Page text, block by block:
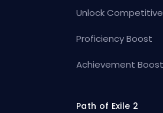
Unlock Competitive
Proficiency Boost
Achievement Boost
Path of Exile 2